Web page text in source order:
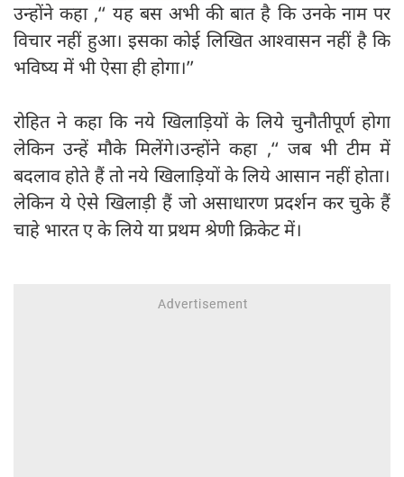
उन्होंने कहा ,‘‘ यह बस अभी की बात है कि उनके नाम पर
विचार नहीं हुआ। इसका कोई लिखित आश्वासन नहीं है कि
भविष्य में भी ऐसा ही होगा।’’
रोहित ने कहा कि नये खिलाड़ियों के लिये चुनौतीपूर्ण होगा
लेकिन उन्हें मौके मिलेंगे।उन्होंने कहा ,‘‘ जब भी टीम में
बदलाव होते हैं तो नये खिलाड़ियों के लिये आसान नहीं होता।
लेकिन ये ऐसे खिलाड़ी हैं जो असाधारण प्रदर्शन कर चुके हैं
चाहे भारत ए के लिये या प्रथम श्रेणी क्रिकेट में।